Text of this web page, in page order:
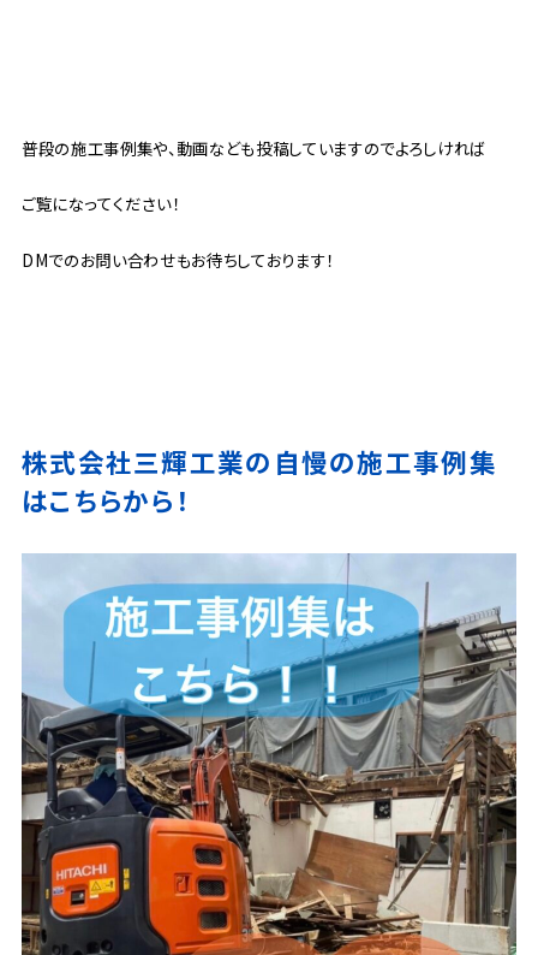
普段の施工事例集や、動画なども投稿していますのでよろしければ
ご覧になってください！
DMでのお問い合わせもお待ちしております！
株式会社三輝工業の自慢の施工事例集
はこちらから！